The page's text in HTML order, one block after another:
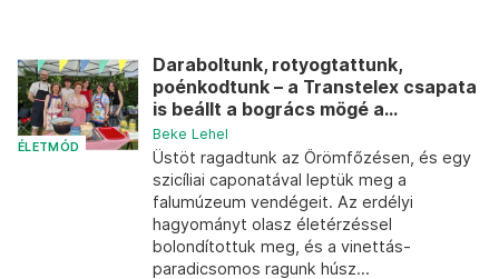
ÉLETMÓD
Daraboltunk, rotyogtattunk,
poénkodtunk – a Transtelex csapata
is beállt a bogrács mögé a...
Beke Lehel
Üstöt ragadtunk az Örömfőzésen, és egy
szicíliai caponatával leptük meg a
falumúzeum vendégeit. Az erdélyi
hagyományt olasz életérzéssel
bolondítottuk meg, és a vinettás-
paradicsomos ragunk húsz...